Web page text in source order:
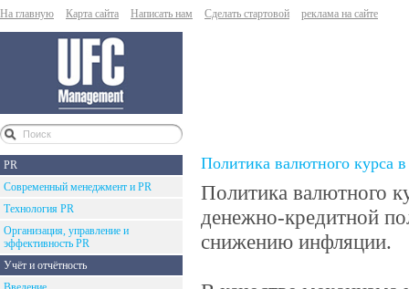
На главную Карта сайта Написать нам Сделать стартовой реклама на сайте
PR
Современный менеджмент и PR
Технология PR
Организация, управление и
эффективность PR
Учёт и отчётность
Политика валютного курса в
Политика валютного
денежно-кредитной
снижению инфляции.